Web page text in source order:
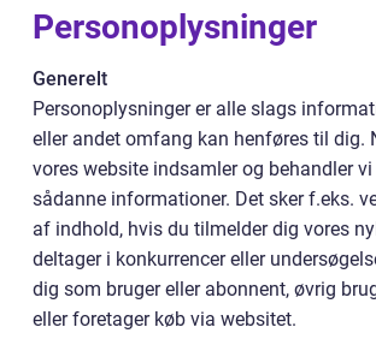
Personoplysninger
Generelt
Personoplysninger er alle slags
eller andet omfang kan henføres til dig.
vores website indsamler og behandler
sådanne informationer. Det sker f.eks.
af indhold, hvis du tilmelder dig vores
deltager i konkurrencer eller
dig som bruger eller abonnent, øvrig
eller foretager køb via websitet.